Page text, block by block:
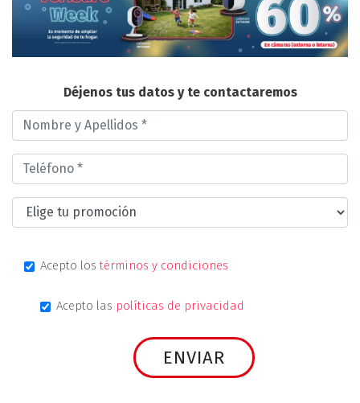
Déjenos tus datos y te contactaremos
Acepto lostérminos y condiciones
Acepto las políticas de privacidad